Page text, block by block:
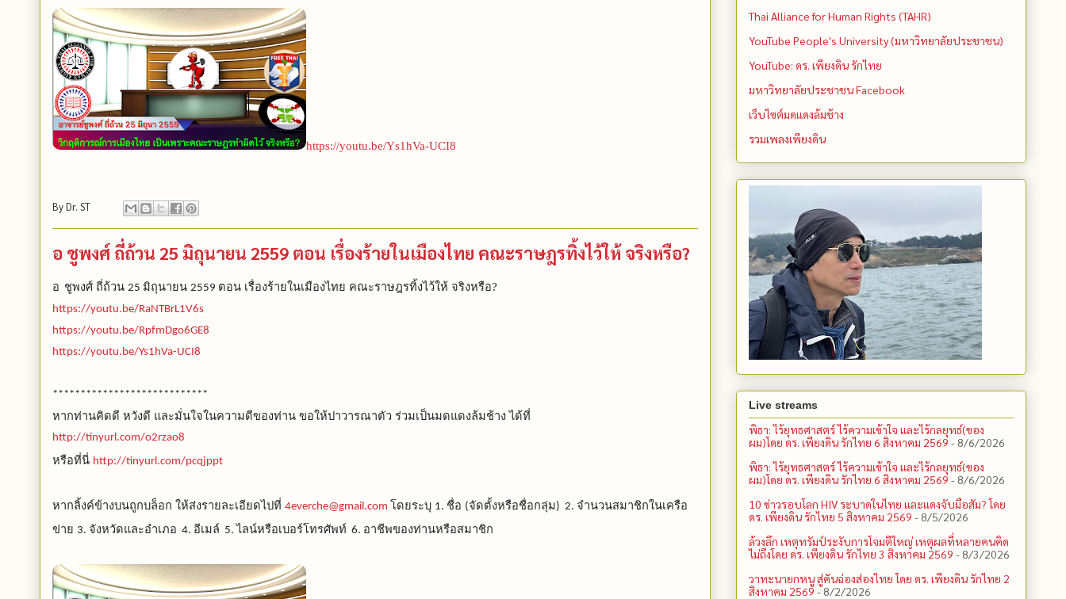
https://youtu.be/Ys1hVa-UCI8
ByDr. ST
อ ชูพงศ์ ถี่ถ้วน 25 มิถุนายน 2559 ตอน เรื่องร้ายในเมืองไทย คณะราษฎรทิ้งไว้ให้ จริงหรือ?
อ ชูพงศ์ ถี่ถ้วน 25 มิถุนายน 2559 ตอน เรื่องร้ายในเมืองไทย คณะราษฎรทิ้งไว้ให้ จริงหรือ?
https://youtu.be/RaNTBrL1V6s
https://youtu.be/RpfmDgo6GE8
https://youtu.be/Ys1hVa-UCI8
****************************
หากท่านคิดดี หวังดี และมั่นใจในความดีของท่าน ขอให้ปาวารณาตัว ร่วมเป็นมดแดงล้มช้าง ได้ที่
http://tinyurl.com/o2rzao8
หรือที่นี่ http://tinyurl.com/pcqjppt
หากลิ้งค์ข้างบนถูกบล็อก ให้ส่งรายละเอียดไปที่ 4everche@gmail.com โดยระบุ 1. ชื่อ (จัดตั้งหรือชื่อกลุ่ม) 2. จำนวนสมาชิกในเครือ
ข่าย 3. จังหวัดและอำเภอ 4. อีเมล์ 5. ไลน์หรือเบอร์โทรศัพท์ 6. อาชีพของท่านหรือสมาชิก
Thai Alliance for Human Rights (TAHR)
YouTube People's University (มหาวิทยาลัยประชาชน)
YouTube: ดร. เพียงดิน รักไทย
มหาวิทยาลัยประชาชน Facebook
เว็บไซต์มดแดงล้มช้าง
รวมเพลงเพียงดิน
Live streams
พิธา: ไร้ยุทธศาสตร์ ไร้ความเข้าใจ และไร้กลยุทธ์(ของ
ผม)โดย ดร. เพียงดิน รักไทย 6 สิงหาคม 2569 - 8/6/2026
พิธา: ไร้ยุทธศาสตร์ ไร้ความเข้าใจ และไร้กลยุทธ์(ของ
ผม)โดย ดร. เพียงดิน รักไทย 6 สิงหาคม 2569 - 8/6/2026
10 ข่าวรอบโลก HIV ระบาดในไทย และแดงจับมือสัม? โดย
ดร. เพียงดิน รักไทย 5 สิงหาคม 2569 - 8/5/2026
ล้วงลึก เหตุทรัมป์ระงับการโจมตีใหญ่ เหตุผลที่หลายคนคิด
ไม่ถึงโดย ดร. เพียงดิน รักไทย 3 สิงหาคม 2569 - 8/3/2026
วาทะนายกหนู สู่คันฉ่องส่องไทย โดย ดร. เพียงดิน รักไทย 2
สิงหาคม 2569 - 8/2/2026